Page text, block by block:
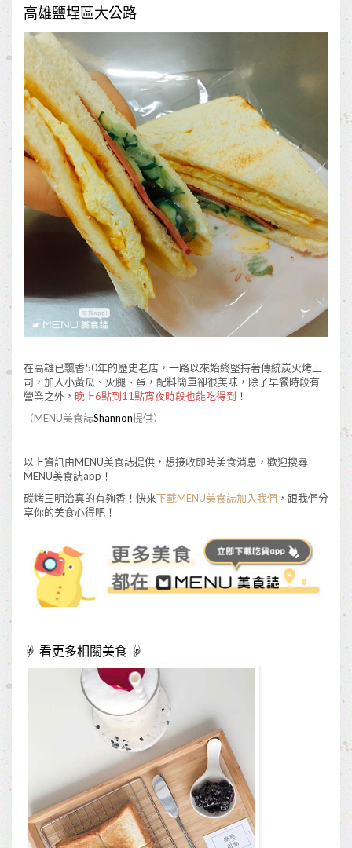
高雄鹽埕區大公路
在高雄已飄香50年的歷史老店，一路以來始終堅持著傳統炭火烤土
司，加入小黃瓜、火腿、蛋，配料簡單卻很美味，除了早餐時段有
營業之外， 晚上6點到11點宵夜時段也能吃得到 ！
（MENU美食誌Shannon提供）
以上資訊由MENU美食誌提供，想接收即時美食消息，歡迎搜尋
MENU美食誌app！
碳烤三明治真的有夠香！快來下載MENU美食誌加入我們 ，跟我們分
享你的美食心得吧！
☟ 看更多相關美食 ☟